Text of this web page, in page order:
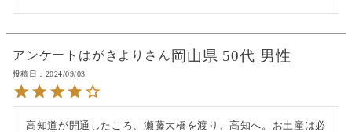
アンケートはがきより 岡山県 50代 男性
投稿日 2024/09/03
高知道が開通したころ、瀬藤大橋を渡り、高知へ。お土産は必